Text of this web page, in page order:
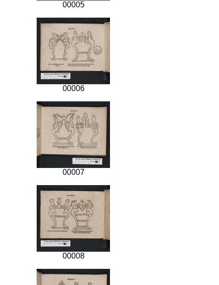
00005
00006
00007
00008